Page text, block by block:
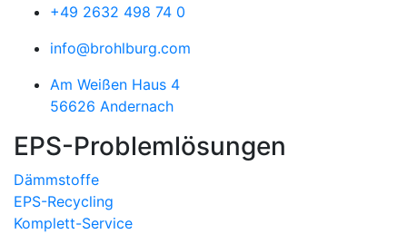
+49 2632 498 74 0
info@brohlburg.com
Am Weißen Haus 4
56626 Andernach
EPS-Problemlösungen
Dämmstoffe
EPS-Recycling
Komplett-Service